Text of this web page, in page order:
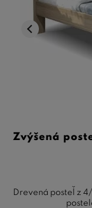
Zvýšená
Drevená posteľ z